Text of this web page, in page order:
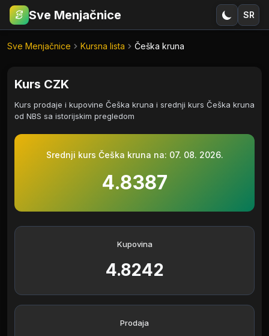
€RSD Sve Menjačnice SR
Sve Menjačnice Kursna lista Češka kruna
Kurs CZK
Kurs prodaje i kupovine Češka kruna i srednji kurs Češka kruna
od NBS sa istorijskim pregledom
Srednji kurs Češka kruna na: 07. 08. 2026.
4.8387
Kupovina
4.8242
Prodaja